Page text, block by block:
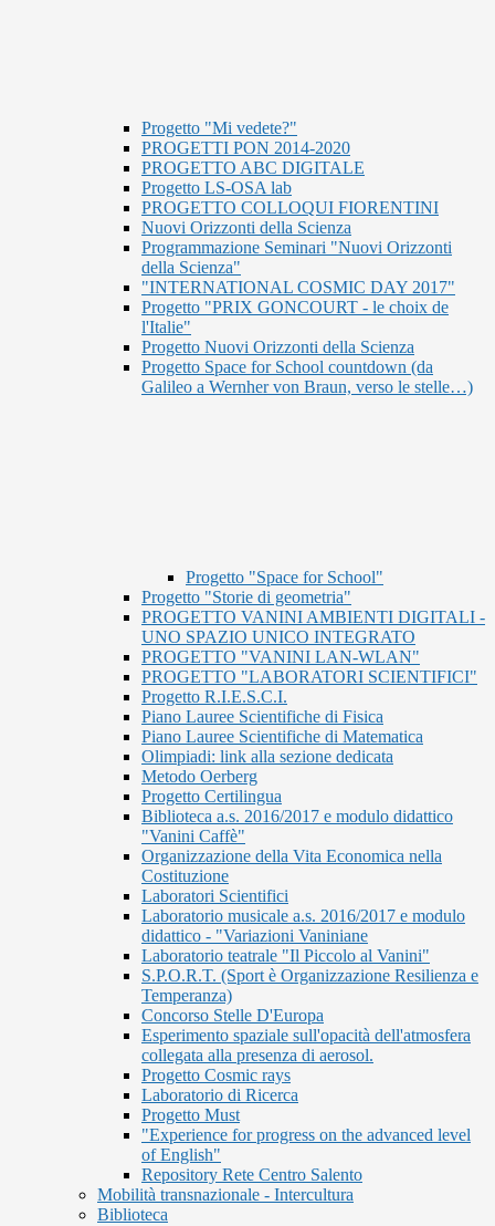
Progetto "Mi vedete?"
PROGETTI PON 2014-2020
PROGETTO ABC DIGITALE
Progetto LS-OSA lab
PROGETTO COLLOQUI FIORENTINI
Nuovi Orizzonti della Scienza
Programmazione Seminari "Nuovi Orizzonti
della Scienza"
"INTERNATIONAL COSMIC DAY 2017"
Progetto "PRIX GONCOURT - le choix de
l'Italie"
Progetto Nuovi Orizzonti della Scienza
Progetto Space for School countdown (da
Galileo a Wernher von Braun, verso le stelle…)
Progetto "Space for School"
Progetto "Storie di geometria"
PROGETTO VANINI AMBIENTI DIGITALI -
UNO SPAZIO UNICO INTEGRATO
PROGETTO "VANINI LAN-WLAN"
PROGETTO "LABORATORI SCIENTIFICI"
Progetto R.I.E.S.C.I.
Piano Lauree Scientifiche di Fisica
Piano Lauree Scientifiche di Matematica
Olimpiadi: link alla sezione dedicata
Metodo Oerberg
Progetto Certilingua
Biblioteca a.s. 2016/2017 e modulo didattico
"Vanini Caffè"
Organizzazione della Vita Economica nella
Costituzione
Laboratori Scientifici
Laboratorio musicale a.s. 2016/2017 e modulo
didattico - "Variazioni Vaniniane
Laboratorio teatrale "Il Piccolo al Vanini"
S.P.O.R.T. (Sport è Organizzazione Resilienza e
Temperanza)
Concorso Stelle D'Europa
Esperimento spaziale sull'opacità dell'atmosfera
collegata alla presenza di aerosol.
Progetto Cosmic rays
Laboratorio di Ricerca
Progetto Must
"Experience for progress on the advanced level
of English"
Repository Rete Centro Salento
Mobilità transnazionale - Intercultura
Biblioteca